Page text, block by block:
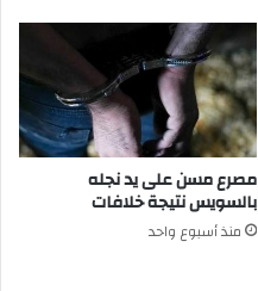
مصرع مسن على يد نجله
بالسويس نتيجة خلافات
منذ أسبوع واحد